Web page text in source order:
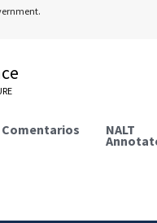
Comentarios NALT